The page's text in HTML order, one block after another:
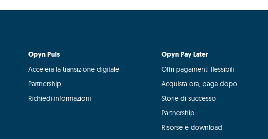
Opyn Puls
Accelera la transizione digitale
Partnership
Richiedi informazioni
Opyn Pay Later
Offri pagamenti flessibili
Acquista ora, paga dopo
Storie di successo
Partnership
Risorse e download